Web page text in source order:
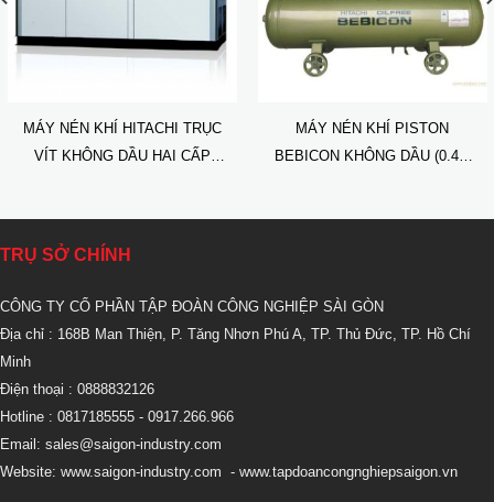
MÁY NÉN KHÍ HITACHI TRỤC
VÍT KHÔNG DẦU HAI CẤP
MÁY NÉN KHÍ PISTON
BEBICON KHÔNG DẦU (0.4 –
TRỤ SỞ CHÍNH
CÔNG TY CỔ PHẦN TẬP ĐOÀN CÔNG NGHIỆP SÀI GÒN
Địa chỉ : 168B Man Thiện, P. Tăng Nhơn Phú A, TP. Thủ Đức, TP. Hồ Chí
Minh
Điện thoại : 0888832126
Hotline : 0817185555 - 0917.266.966
Email: sales@saigon-industry.com
Website: www.saigon-industry.com - www.tapdoancongnghiepsaigon.vn